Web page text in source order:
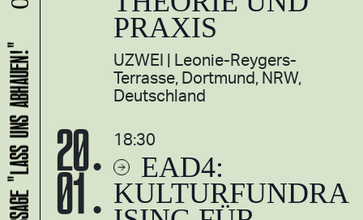
PRAXIS
UZWEI Leonie-Reygers-
Terrasse, Dortmund, NRW,
Deutschland
20.
01.
EAD4:
KULTURFUNDRA
18:30